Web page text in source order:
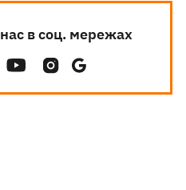
в соц. мережах